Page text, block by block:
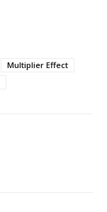
Multiplier Effect